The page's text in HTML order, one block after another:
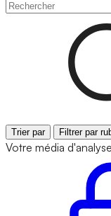
Trier par Filtrer par
Votre média